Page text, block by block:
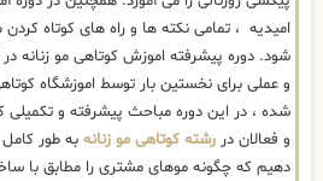
امیدیه ، تمامی نکته ها و راه های کوتاه
شود. دوره پیشرفته اموزش کوتاهی مو زنانه
و عملی برای نخستین بار توسط اموزشگاه
شده ، در این دوره مباحث پیشرفته و تکمیلی
و فعالان در رشته کوتاهی مو زنانه به طور
دهیم که چگونه موهای مشتری را مطابق با